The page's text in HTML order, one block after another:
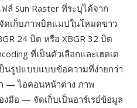
ล์ Sun Raster ที่ระบุได้จาก
ดเก็บภาพบิตแมปในโหมดขาว
24 บิต หรือ XBGR 32 บิต
ที่เป็นตัวเลือกและเฮดเด
นรูปแบบแบบข้อความที่ง่ายกว่า
— ไอคอนหน้าต่าง ภาพ
งมือ — จัดเก็บเป็นอาร์เรย์ข้อมูล